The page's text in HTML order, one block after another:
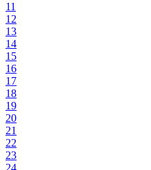
11
12
13
14
15
16
17
18
19
20
21
22
23